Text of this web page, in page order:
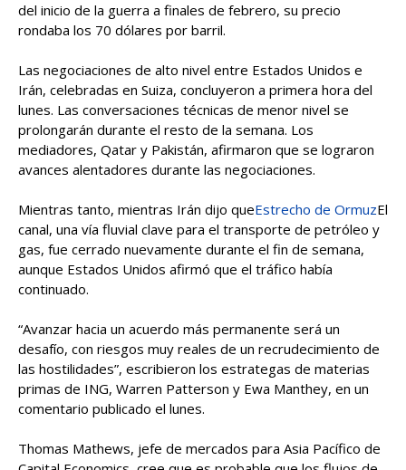
del inicio de la guerra a finales de febrero, su precio
rondaba los 70 dólares por barril.
Las negociaciones de alto nivel entre Estados Unidos e
Irán, celebradas en Suiza, concluyeron a primera hora del
lunes. Las conversaciones técnicas de menor nivel se
prolongarán durante el resto de la semana. Los
mediadores, Qatar y Pakistán, afirmaron que se lograron
avances alentadores durante las negociaciones.
Mientras tanto, mientras Irán dijo queEstrecho de OrmuzEl
canal, una vía fluvial clave para el transporte de petróleo y
gas, fue cerrado nuevamente durante el fin de semana,
aunque Estados Unidos afirmó que el tráfico había
continuado.
“Avanzar hacia un acuerdo más permanente será un
desafío, con riesgos muy reales de un recrudecimiento de
las hostilidades”, escribieron los estrategas de materias
primas de ING, Warren Patterson y Ewa Manthey, en un
comentario publicado el lunes.
Thomas Mathews, jefe de mercados para Asia Pacífico de